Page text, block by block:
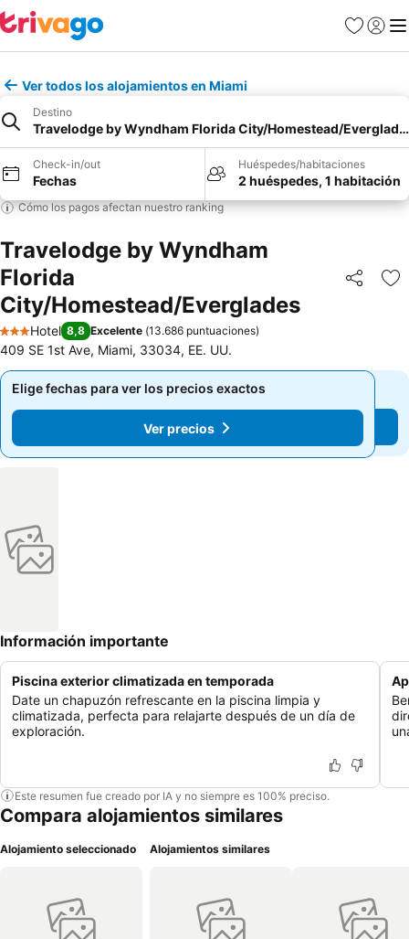
Favoritos
Iniciar
Ver todos los alojamientos en Miami
Destino
Travelodge by Wyndham Florida City/Homestead/
Check-in/out
Fechas
Huéspedes/habitaciones
2 huéspedes, 1 habitación
Cómo los pagos afectan nuestro ranking
Travelodge by Wyndham
Florida
City/Homestead/Everglades
Compartir
3 Estrellas
Hotel 8,8 Excelente (13.686 puntuaciones)
409 SE 1st Ave, Miami, 33034, EE. UU.
Elige fechas para ver los precios exactos
Ver precios
Elige fechas para ver los precios exactos
Ver precios
Información importante
Piscina exterior climatizada en temporada
Date un chapuzón refrescante en la piscina limpia y
climatizada, perfecta para relajarte después de un día de
exploración.
Este resumen fue creado por IA y no siempre es 100% preciso.
Compara alojamientos similares
Alojamiento seleccionado Alojamientos similares